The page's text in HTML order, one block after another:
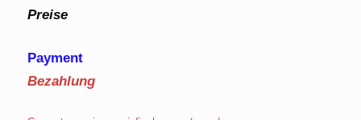
Preise
Payment
Bezahlung